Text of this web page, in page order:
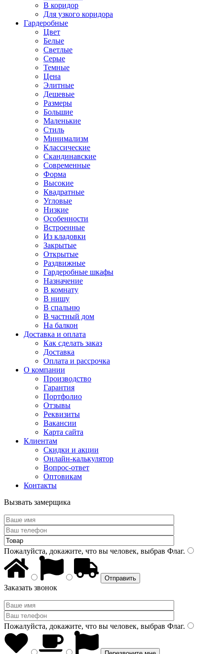
В коридор
Для узкого коридора
Гардеробные
Цвет
Белые
Светлые
Серые
Темные
Цена
Элитные
Дешевые
Размеры
Большие
Маленькие
Стиль
Минимализм
Классические
Скандинавские
Современные
Форма
Высокие
Квадратные
Угловые
Низкие
Особенности
Встроенные
Из кладовки
Закрытые
Открытые
Раздвижные
Гардеробные шкафы
Назначение
В комнату
В нишу
В спальню
В частный дом
На балкон
Доставка и оплата
Как сделать заказ
Доставка
Оплата и рассрочка
О компании
Производство
Гарантия
Портфолио
Отзывы
Реквизиты
Вакансии
Карта сайта
Клиентам
Скидки и акции
Онлайн-калькулятор
Вопрос-ответ
Оптовикам
Контакты
Вызвать замерщика
Пожалуйста, докажите, что вы человек, выбрав Флаг.
Заказать звонок
Пожалуйста, докажите, что вы человек, выбрав Флаг.